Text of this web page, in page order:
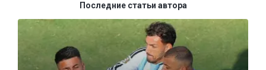
Последние статьи автора